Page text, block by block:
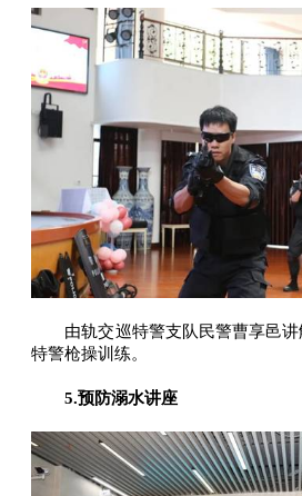
由轨交巡特警支队民警曹享邑讲
特警枪操训练。
5.预防溺水讲座